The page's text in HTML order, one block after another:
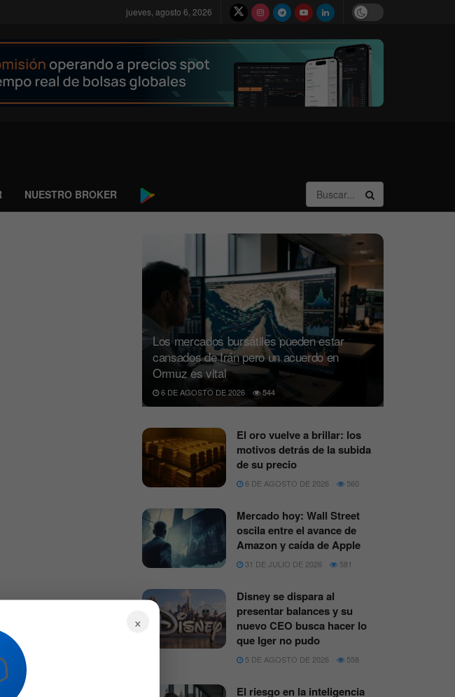
jueves, agosto 6, 2026
NUESTRO BROKER
Los mercados bursátiles pueden estar
cansados de Irán pero un acuerdo en
Ormuz es vital
6 DE AGOSTO DE 2026 544
El oro vuelve a brillar: los
motivos detrás de la subida
de su precio
6 DE AGOSTO DE 2026 560
Mercado hoy: Wall Street
oscila entre el avance de
Amazon y caída de Apple
31 DE JULIO DE 2026 581
Disney se dispara al
presentar balances y su
nuevo CEO busca hacer lo
que Iger no pudo
5 DE AGOSTO DE 2026 558
El riesgo en la inteligencia
×